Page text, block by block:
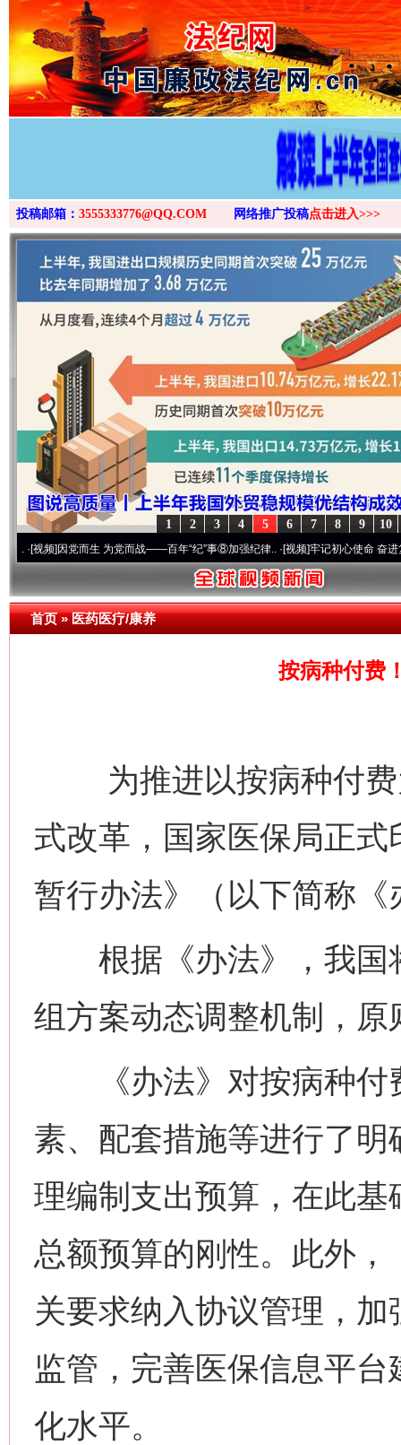
>
投稿邮箱： 3555333776@QQ.COM 网络推广投稿点击进入>>>
10
9
8
7
6
5
4
3
2
1
因党而生 为党而战——百年“纪”事⑧加强纪律..·[视频]牢记初心使命 奋进复兴征程丨
首页»医药医疗/康养
按病种付费
为推进以按病种付费
式改革，国家医保局正
暂行办法》（以下简称《
根据《办法》，我国
组方案动态调整机制，
《办法》对按病种付
素、配套措施等进行了
理编制支出预算，在此
总额预算的刚性。此外
关要求纳入协议管理，
监管，完善医保信息平
化水平。
网上购药对药下症？
这是一记警钟！ 谢
在谋一域中谋全局